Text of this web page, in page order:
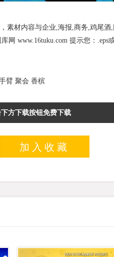
素材内容与企业,海报,商务,鸡尾
网 www.16tuku.com 提示您：
臂 聚会 香槟
方下载按钮免费下载
加入收藏